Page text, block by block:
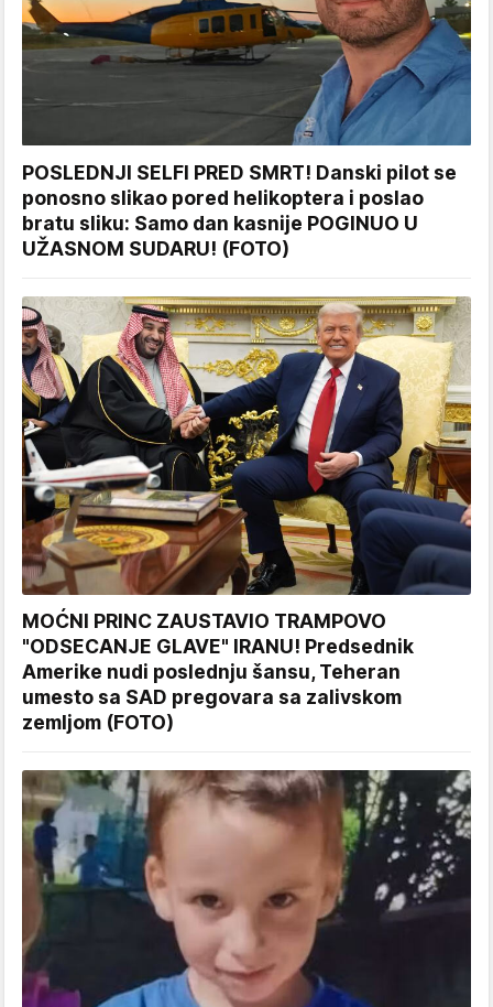
POSLEDNJI SELFI PRED SMRT! Danski pilot se
ponosno slikao pored helikoptera i poslao
bratu sliku: Samo dan kasnije POGINUO U
UŽASNOM SUDARU! (FOTO)
MOĆNI PRINC ZAUSTAVIO TRAMPOVO
"ODSECANJE GLAVE" IRANU! Predsednik
Amerike nudi poslednju šansu, Teheran
umesto sa SAD pregovara sa zalivskom
zemljom (FOTO)